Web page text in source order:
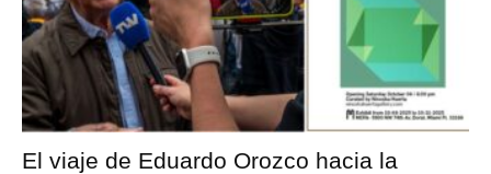
El viaje de Eduardo Orozco hacia la